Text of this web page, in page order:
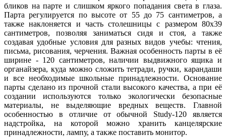
бликов на парте и слишком яркого попадания света в глаза.
Парта регулируется по высоте от 55 до 75 сантиметров, а
также наклоняется и часть столешницы с размером 80x39
сантиметров, позволяя заниматься сидя и стоя, а также
создавая удобные условия для разных видов учебы: чтения,
письма, рисования, черчения. Важная особенность парты в её
ширине - 120 сантиметров, наличии выдвижного ящика и
органайзера, куда можно сложить тетради, ручки, карандаши
и все необходимые школьные принадлежности. Основание
парты сделано из прочной стали высокого качества, а при её
создании используются только экологически безопасные
материалы, не выделяющие вредных веществ. Главной
особенностью в отличие от обычной Study-120 является
надстройка, на которой можно хранить канцелярские
принадлежности, лампу, а также поставить монитор.